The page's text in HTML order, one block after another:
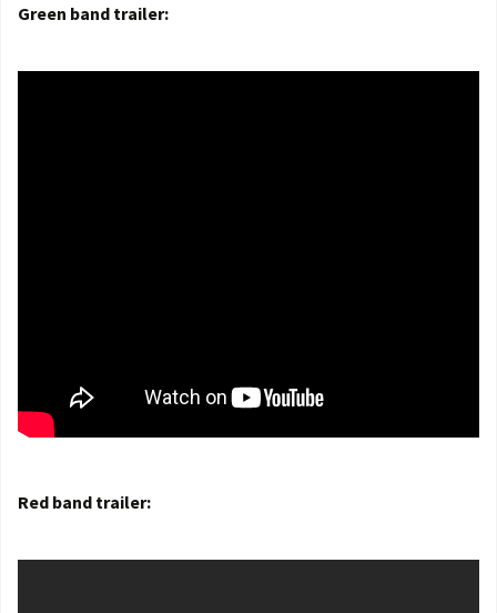
Green band trailer:
Red band trailer: